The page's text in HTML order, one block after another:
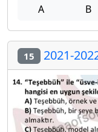
A B
15 2021-